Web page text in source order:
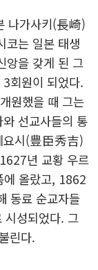
나가사키(長崎)
코는 일본 태생
앙을 갖게 된 그
회원이 되었다.
원했을 때 그는
선교사들의 통
요시(豊臣秀吉)
년 교황 우르
올랐고, 1862
동료 순교자들
시성되었다. 그
린다.